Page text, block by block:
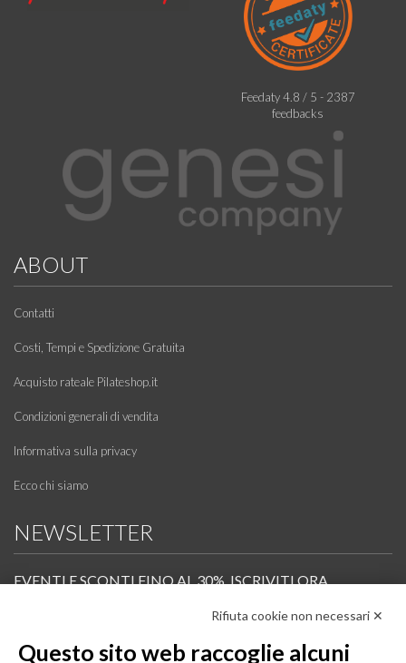
Feedaty4.8 / 5 - 2387
feedbacks
ABOUT
Contatti
Costi, Tempi e Spedizione Gratuita
Acquisto rateale Pilateshop.it
Condizioni generali di vendita
Informativa sulla privacy
Ecco chi siamo
NEWSLETTER
EVENTI E SCONTI FINO AL 30%. ISCRIVITI ORA.
Scopri in anteprima i nuovi prodotti, le promozioni riservate ai professionisti e resta
Rifiuta cookie non necessari ✕
Questo sito web raccoglie alcuni